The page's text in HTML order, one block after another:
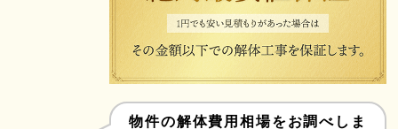
物件の解体費用相場をお調べしま